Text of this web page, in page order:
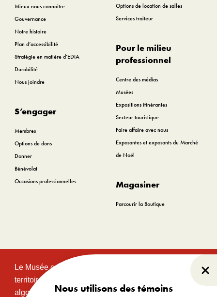
Nous utilisons des témoins
Mieux nous connaitre
Gouvernance
Notre histoire
Plan d’accessibilité
Stratégie en matière d’EDIA
Durabilité
Nous joindre
S’engager
Membres
Options de dons
Donner
Bénévolat
Occasions professionnelles
Options de location de salles
Services traiteur
Pour le milieu
professionnel
Centre des médias
Musées
Expositions itinérantes
Secteur touristique
Faire affaire avec nous
Exposantes et exposants du Marché
de Noël
Magasiner
Parcourir la Boutique
Le Musée canadien de l’histoire est situé sur le
territoire traditionnel et non cédé des communautés
algonquines Anishinabeg. Ce territoire a eu et